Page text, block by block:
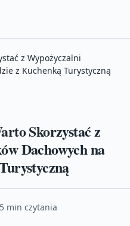
z Wypożyczalni
z Kuchenką Turystyczną
Skorzystać z
Dachowych na
5 min czytania